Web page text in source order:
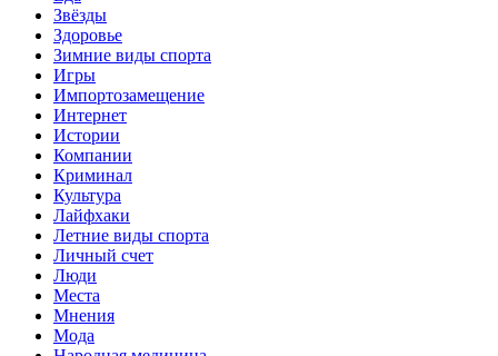
Звёзды
Здоровье
Зимние виды спорта
Игры
Импортозамещение
Интернет
Истории
Компании
Криминал
Культура
Лайфхаки
Летние виды спорта
Личный счет
Люди
Места
Мнения
Мода